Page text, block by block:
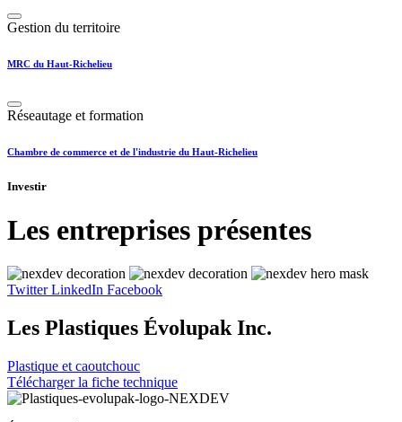
Gestion du territoire
MRC du Haut-Richelieu
Réseautage et formation
Chambre de commerce et de l'industrie du Haut-Richelieu
Investir
Les entreprises présentes
Twitter LinkedIn Facebook
Les Plastiques Évolupak Inc.
Plastique et caoutchouc
Télécharger la fiche technique